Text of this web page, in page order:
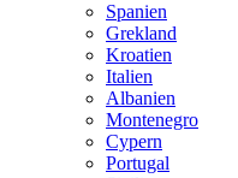
Spanien
Grekland
Kroatien
Italien
Albanien
Montenegro
Cypern
Portugal